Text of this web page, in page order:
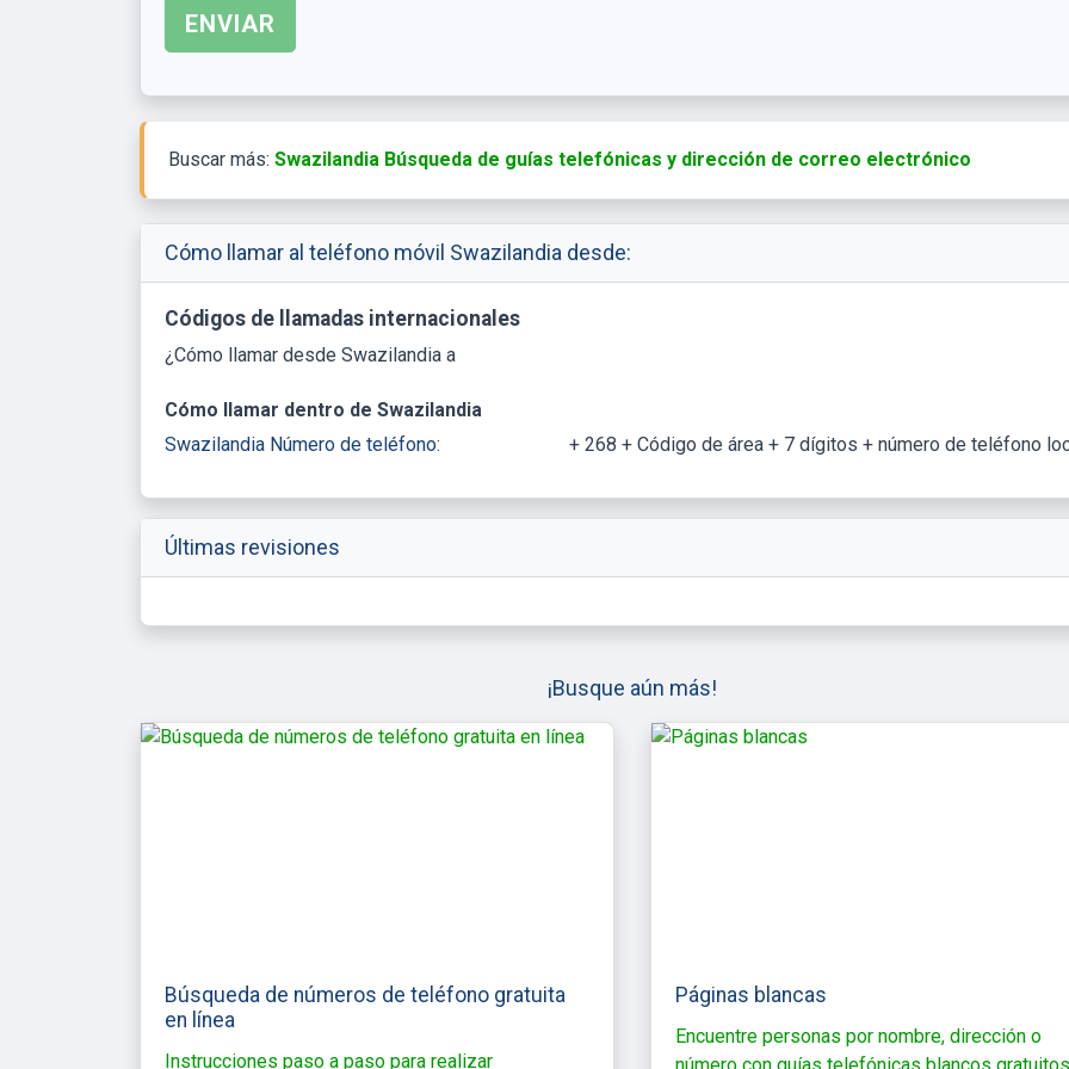
Buscar más: Swazilandia Búsqueda de guías telefónicas y dirección de correo electrónico
Cómo llamar al teléfono móvil Swazilandia desde:
Códigos de llamadas internacionales
¿Cómo llamar desde Swazilandia a
Cómo llamar dentro de Swazilandia
Swazilandia Número de teléfono:
+ 268 + Código de área + 7 dígitos + número de teléfono
Últimas revisiones
¡Busque aún más!
Búsqueda de números de teléfono gratuita
en línea
Instrucciones paso a paso para realizar
Páginas blancas
Encuentre personas por nombre, dirección o